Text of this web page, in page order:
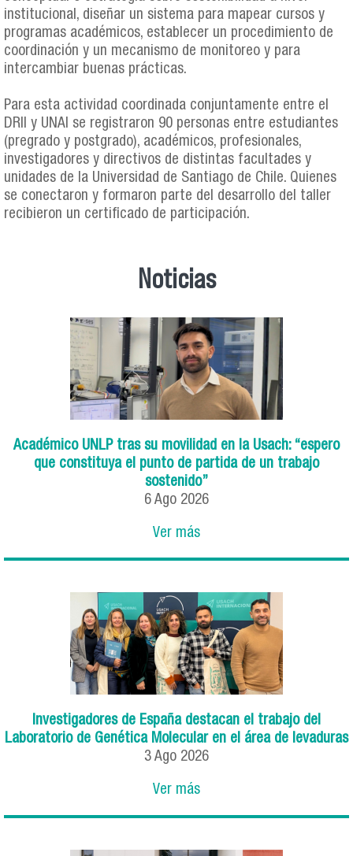
institucional, diseñar un sistema para mapear cursos y
programas académicos, establecer un procedimiento de
coordinación y un mecanismo de monitoreo y para
intercambiar buenas prácticas.
Para esta actividad coordinada conjuntamente entre el
DRII y UNAI se registraron 90 personas entre estudiantes
(pregrado y postgrado), académicos, profesionales,
investigadores y directivos de distintas facultades y
unidades de la Universidad de Santiago de Chile. Quienes
se conectaron y formaron parte del desarrollo del taller
recibieron un certificado de participación.
Noticias
Académico UNLP tras su movilidad en la Usach: “espero
que constituya el punto de partida de un trabajo
sostenido”
6 Ago 2026
Ver más
Investigadores de España destacan el trabajo del
Laboratorio de Genética Molecular en el área de levaduras
3 Ago 2026
Ver más